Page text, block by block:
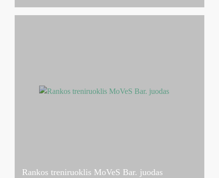
Rankos treniruoklis MoVeS Bar. juodas